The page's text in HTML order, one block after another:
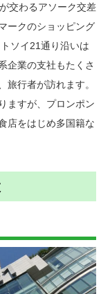
交わるアソーク交差
ークのショッピング
ソイ21通り沿いは
企業の支社もたくさ
旅行者が訪れます。
ますが、プロンポン
店をはじめ多国籍な